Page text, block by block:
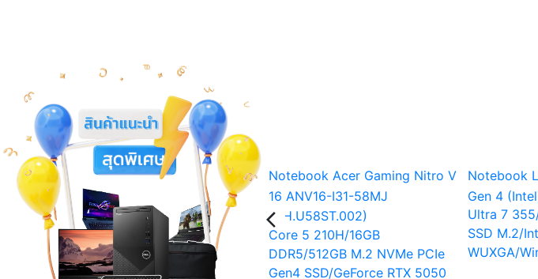
Notebook Lenovo ThinkPad E16
Gen 4 (Intel) (21YC007YTH)
Ultra 7 355/32GB DDR5/512GB
SSD M.2/Intel Graphics/16.0"
WUXGA/Windows11 Pro/Black